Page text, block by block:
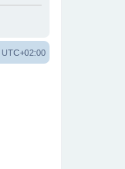
UTC+02:00